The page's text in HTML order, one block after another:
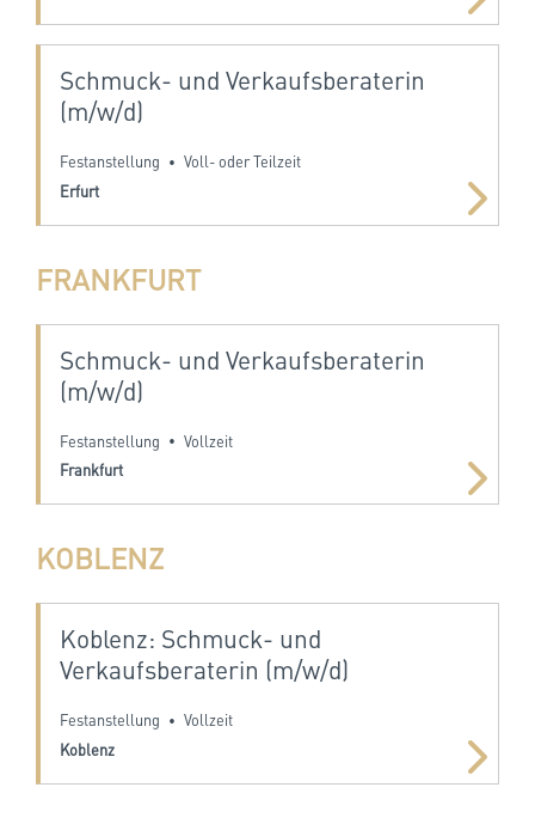
Schmuck- und Verkaufsberaterin
(m/w/d)
Festanstellung • Voll- oder Teilzeit
Erfurt
FRANKFURT
Schmuck- und Verkaufsberaterin
(m/w/d)
Festanstellung • Vollzeit
Frankfurt
KOBLENZ
Koblenz: Schmuck- und
Verkaufsberaterin (m/w/d)
Festanstellung • Vollzeit
Koblenz